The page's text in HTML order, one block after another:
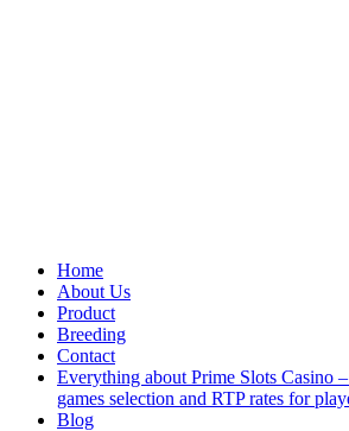
Home
About Us
Product
Breeding
Contact
Everything about Prime Slots Casino
games selection and RTP rates for
Blog